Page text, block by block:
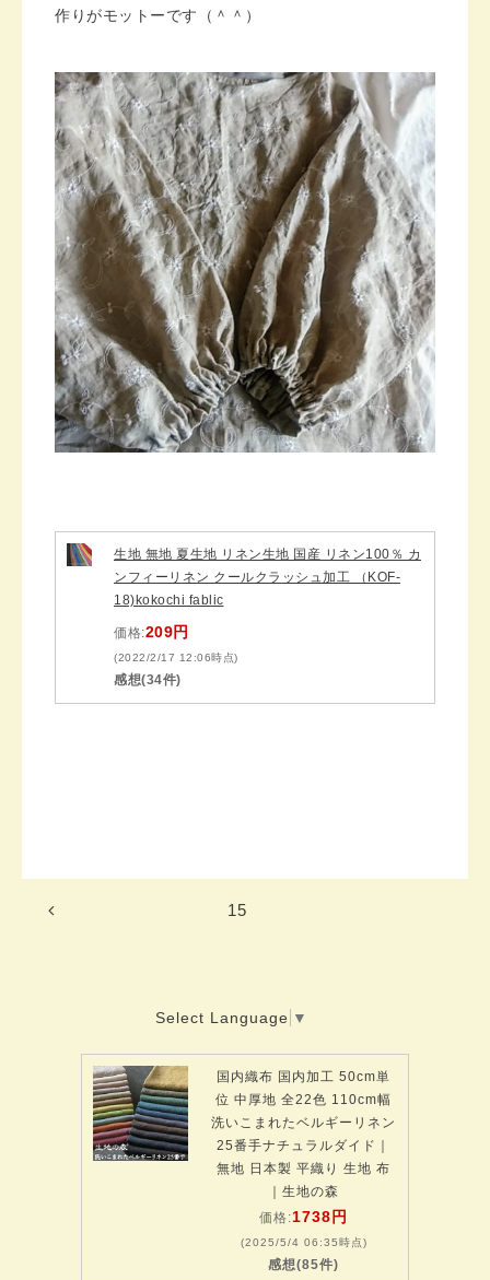
作りがモットーです（＾＾）
生地 無地 夏生地 リネン生地 国産 リネン100％ カ
ンフィーリネン クールクラッシュ加工 （KOF-
18)kokochi fablic
価格:209円
(2022/2/17 12:06時点)
感想(34件)
15
Select Language ▼
国内織布 国内加工 50cm単
位 中厚地 全22色 110cm幅
洗いこまれたベルギーリネン
25番手ナチュラルダイド｜
無地 日本製 平織り 生地 布
｜生地の森
価格:1738円
(2025/5/4 06:35時点)
感想(85件)